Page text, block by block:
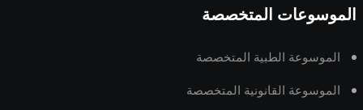
الموسوعات المتخصصة
الموسوعة الطبية المتخصصة
الموسوعة القانونية المتخصصة